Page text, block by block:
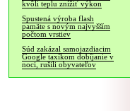
kvôli teplu znížiť výkon
Spustená výroba flash
pamäte s novým najvyšším
počtom vrstiev
Súd zakázal samojazdiacim
Google taxíkom dobíjanie v
noci, rušili obyvateľov